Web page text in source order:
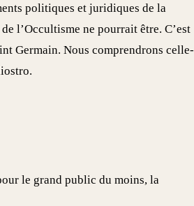
politiques et juridiques de la
l’Occultisme ne pourrait être. C’est
Germain. Nous comprendrons celle-
le grand public du moins, la